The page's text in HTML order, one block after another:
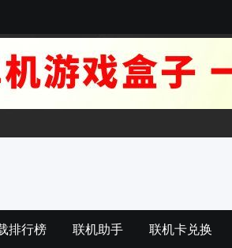
排行榜 联机助手 联机卡兑换